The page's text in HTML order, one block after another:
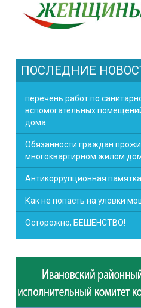
ПОСЛЕДНИЕ
перечень работ по
вспомогательных
дома
Обязанности граждан
многоквартирном жилом
Антикоррупционная памятка
Как не попасть на уловки
Осторожно, БЕШЕНСТВО!